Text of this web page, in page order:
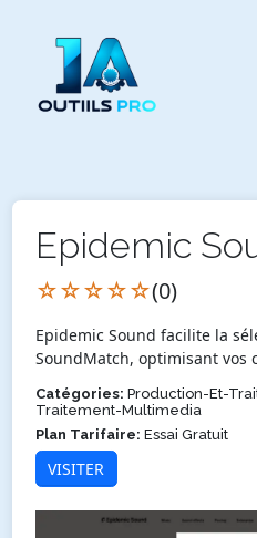
Epidemic
☆☆☆☆☆(0)
Epidemic Sound facilite la
SoundMatch, optimisant vos
Catégories: Production-Et-
Traitement-Multimedia
Plan Tarifaire: Essai Gratuit
VISITER